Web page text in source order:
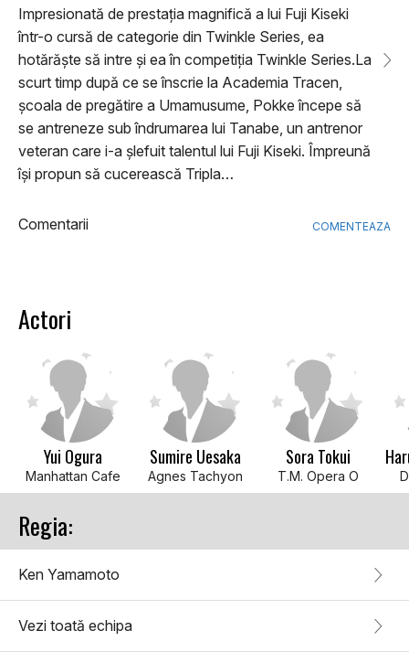
Impresionată de prestația magnifică a lui Fuji Kiseki
într-o cursă de categorie din Twinkle Series, ea
hotărăște să intre și ea în competiția Twinkle Series.La
scurt timp după ce se înscrie la Academia Tracen,
școala de pregătire a Umamusume, Pokke începe să
se antreneze sub îndrumarea lui Tanabe, un antrenor
veteran care i-a șlefuit talentul lui Fuji Kiseki. Împreună
își propun să cucerească Tripla…
Comentarii COMENTEAZA
Actori
Yui Ogura
Manhattan Cafe
Sumire Uesaka
Agnes Tachyon
Sora Tokui
T.M. Opera O
Regia:
Ken Yamamoto
Vezi toată echipa